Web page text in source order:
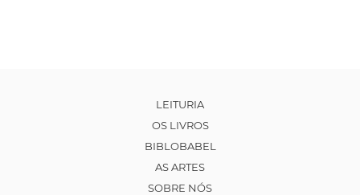
LEITURIA
OS LIVROS
BIBLOBABEL
AS ARTES
SOBRE NÓS